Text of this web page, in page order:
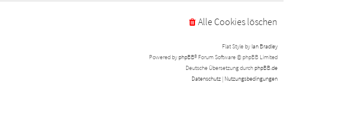
Alle Cookies löschen
Flat Style by Ian Bradley
Powered by phpBB® Forum Software © phpBB Limited
Deutsche Übersetzung durch phpBB.de
Datenschutz | Nutzungsbedingungen